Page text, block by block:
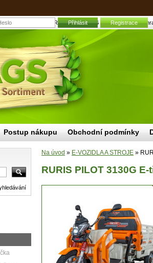
RURIS PILOT 3130G E-tříkolka bílá |
Přihlásit Registrace
Na úvod » E-VOZIDLA A STROJE »
RURIS PILOT 3130G
Postup nákupu Obchodní podmínky